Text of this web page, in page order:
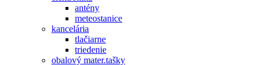
antény
meteostanice
kancelária
tlačiarne
triedenie
obalový mater.tašky